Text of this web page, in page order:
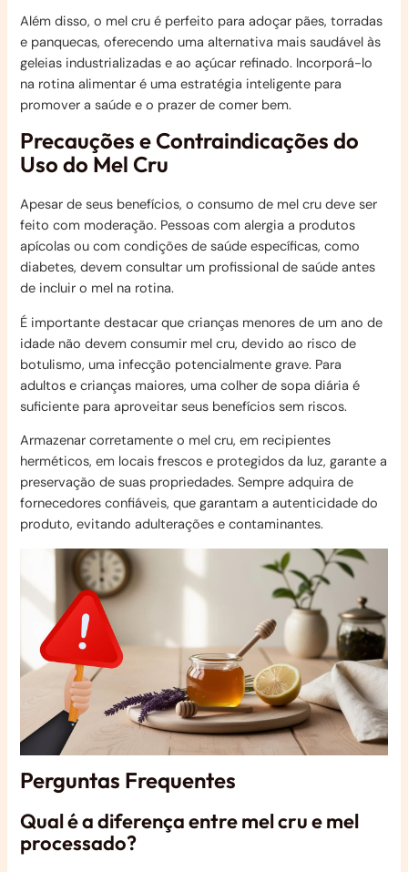
Além disso, o mel cru é perfeito para adoçar pães, torradas
e panquecas, oferecendo uma alternativa mais saudável às
geleias industrializadas e ao açúcar refinado. Incorporá-lo
na rotina alimentar é uma estratégia inteligente para
promover a saúde e o prazer de comer bem.
Precauções e Contraindicações do
Uso do Mel Cru
Apesar de seus benefícios, o consumo de mel cru deve ser
feito com moderação. Pessoas com alergia a produtos
apícolas ou com condições de saúde específicas, como
diabetes, devem consultar um profissional de saúde antes
de incluir o mel na rotina.
É importante destacar que crianças menores de um ano de
idade não devem consumir mel cru, devido ao risco de
botulismo, uma infecção potencialmente grave. Para
adultos e crianças maiores, uma colher de sopa diária é
suficiente para aproveitar seus benefícios sem riscos.
Armazenar corretamente o mel cru, em recipientes
herméticos, em locais frescos e protegidos da luz, garante a
preservação de suas propriedades. Sempre adquira de
fornecedores confiáveis, que garantam a autenticidade do
produto, evitando adulterações e contaminantes.
Perguntas Frequentes
Qual é a diferença entre mel cru e mel
processado?